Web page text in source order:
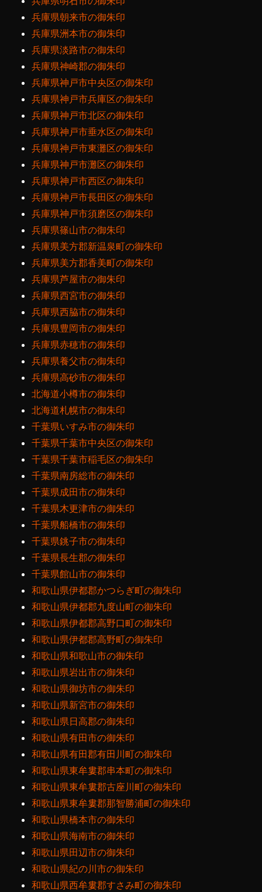
兵庫県朝来市の御朱印
兵庫県洲本市の御朱印
兵庫県淡路市の御朱印
兵庫県神崎郡の御朱印
兵庫県神戸市中央区の御朱印
兵庫県神戸市兵庫区の御朱印
兵庫県神戸市北区の御朱印
兵庫県神戸市垂水区の御朱印
兵庫県神戸市東灘区の御朱印
兵庫県神戸市灘区の御朱印
兵庫県神戸市西区の御朱印
兵庫県神戸市長田区の御朱印
兵庫県神戸市須磨区の御朱印
兵庫県篠山市の御朱印
兵庫県美方郡新温泉町の御朱印
兵庫県美方郡香美町の御朱印
兵庫県芦屋市の御朱印
兵庫県西宮市の御朱印
兵庫県西脇市の御朱印
兵庫県豊岡市の御朱印
兵庫県赤穂市の御朱印
兵庫県養父市の御朱印
兵庫県高砂市の御朱印
北海道小樽市の御朱印
北海道札幌市の御朱印
千葉県いすみ市の御朱印
千葉県千葉市中央区の御朱印
千葉県千葉市稲毛区の御朱印
千葉県南房総市の御朱印
千葉県成田市の御朱印
千葉県木更津市の御朱印
千葉県船橋市の御朱印
千葉県銚子市の御朱印
千葉県長生郡の御朱印
千葉県館山市の御朱印
和歌山県伊都郡かつらぎ町の御朱印
和歌山県伊都郡九度山町の御朱印
和歌山県伊都郡高野口町の御朱印
和歌山県伊都郡高野町の御朱印
和歌山県和歌山市の御朱印
和歌山県岩出市の御朱印
和歌山県御坊市の御朱印
和歌山県新宮市の御朱印
和歌山県日高郡の御朱印
和歌山県有田市の御朱印
和歌山県有田郡有田川町の御朱印
和歌山県東牟婁郡串本町の御朱印
和歌山県東牟婁郡古座川町の御朱印
和歌山県東牟婁郡那智勝浦町の御朱印
和歌山県橋本市の御朱印
和歌山県海南市の御朱印
和歌山県田辺市の御朱印
和歌山県紀の川市の御朱印
和歌山県西牟婁郡すさみ町の御朱印